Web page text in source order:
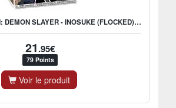
FUNKO ANIMATION: DEMON SLAYER - INOSUKE (FLOCKED) - US EXCLUSIVE
21.95€
79 Points
Voir le produit